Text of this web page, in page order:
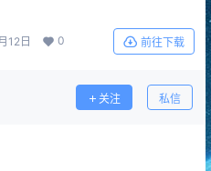
12日 0 前往下载
关注 私信